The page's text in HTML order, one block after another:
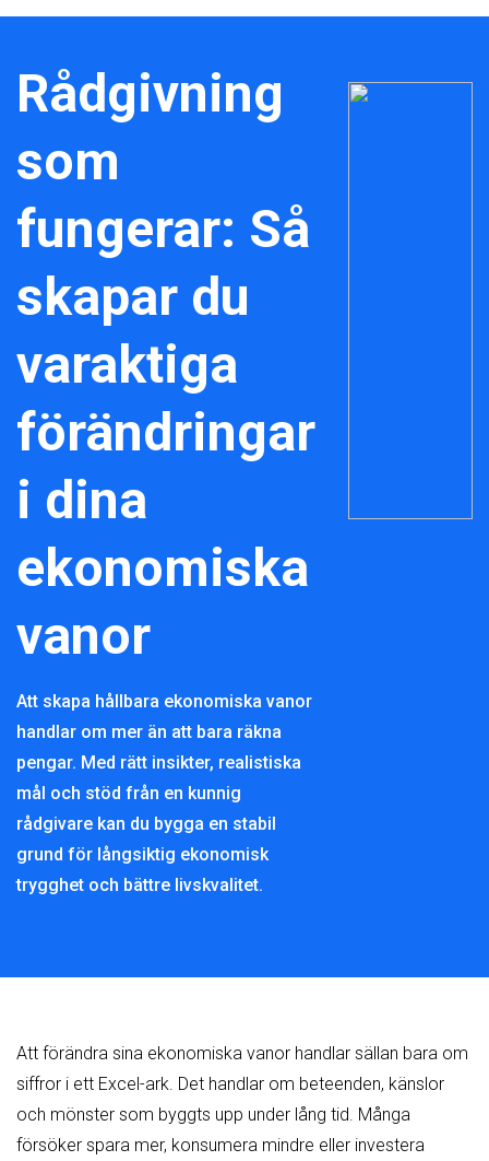
Rådgivning
som
fungerar: Så
skapar du
varaktiga
förändringar
i dina
ekonomiska
vanor
Att skapa hållbara ekonomiska vanor
handlar om mer än att bara räkna
pengar. Med rätt insikter, realistiska
mål och stöd från en kunnig
rådgivare kan du bygga en stabil
grund för långsiktig ekonomisk
trygghet och bättre livskvalitet.
Att förändra sina ekonomiska vanor handlar sällan bara om
siffror i ett Excel-ark. Det handlar om beteenden, känslor
och mönster som byggts upp under lång tid. Många
försöker spara mer, konsumera mindre eller investera